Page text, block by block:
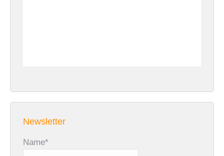
Newsletter
Name*